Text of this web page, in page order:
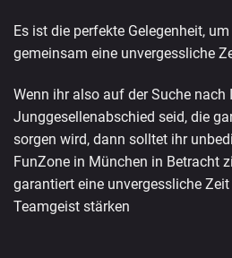
Es ist die perfekte Gelegenheit,
gemeinsam eine unvergessliche
Wenn ihr also auf der Suche nach
Junggesellenabschied seid, die
sorgen wird, dann solltet ihr
FunZone in München in Betracht
garantiert eine unvergessliche
Teamgeist stärken